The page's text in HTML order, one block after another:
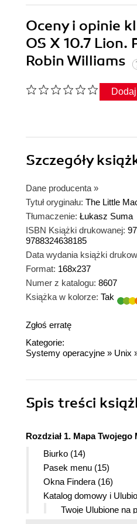
Oceny i opinie
OS X 10.7 Lion.
Robin Williams
Szczegóły
Dane producenta »
Tytuł oryginału: The Little
Tłumaczenie: Łukasz Suma
ISBN Książki drukowanej:
9788324638185
Data wydania książki
Format: 168x237
Numer z katalogu: 8607
Książka w kolorze: Tak
Zgłoś erratę
Kategorie:
Systemy operacyjne » Unix
Spis treści
Rozdział 1. Mapa Twojego
Biurko (14)
Pasek menu (15)
Okna Findera (16)
Katalog domowy i
Twoje Ulubione na